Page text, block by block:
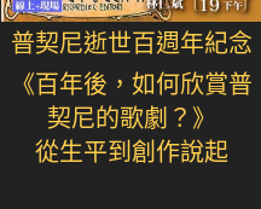
普契尼逝世百週年紀念
《百年後，如何欣賞普
契尼的歌劇？》
從生平到創作說起